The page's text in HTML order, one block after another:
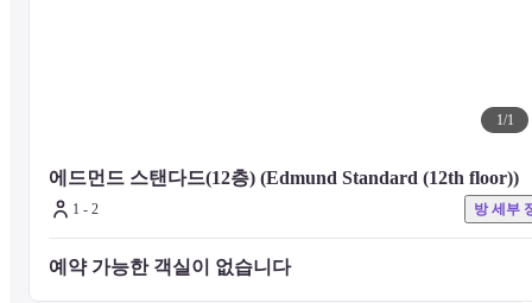
1/1
에드먼드 스탠다드(12층) (Edmund Standard (12th floor))
1 - 2 방 세부
예약 가능한 객실이 없습니다